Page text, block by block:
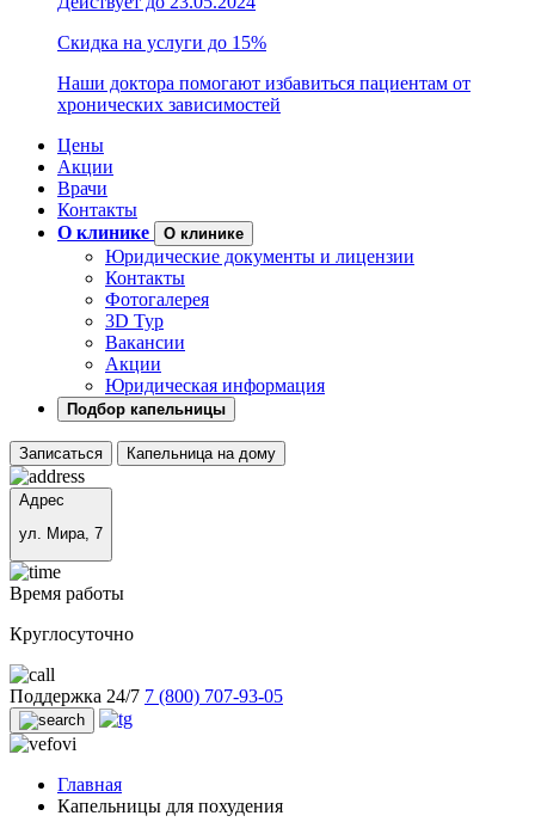
Скидка на услуги до 15%
Наши доктора помогают избавиться пациентам от
хронических зависимостей
Цены
Акции
Врачи
Контакты
О клинике
О клинике
Юридические документы и лицензии
Контакты
Фотогалерея
3D Тур
Вакансии
Акции
Юридическая информация
Подбор капельницы
Записаться Капельница на дому
Адрес
ул. Мира, 7
Время работы
Круглосуточно
Поддержка 24/7 7 (800) 707-93-05
Главная
Капельницы для похудения